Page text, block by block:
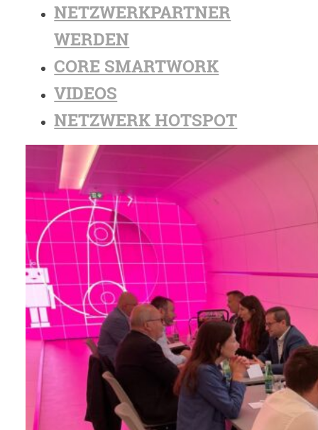
NETZWERKPARTNER
WERDEN
CORE SMARTWORK
VIDEOS
NETZWERK HOTSPOT